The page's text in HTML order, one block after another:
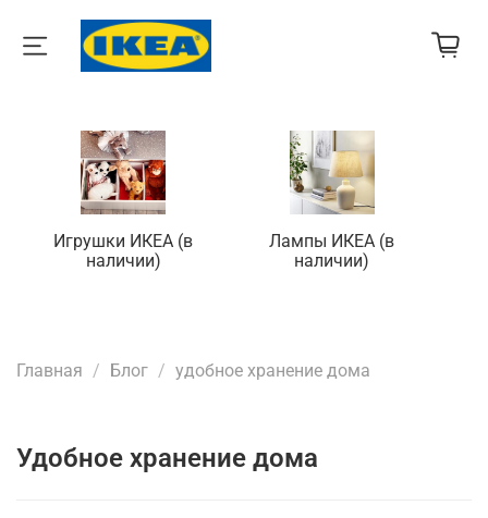
Игрушки ИКЕА (в
наличии)
Лампы ИКЕА (в
наличии)
Главная Блог удобное хранение дома
удобное хранение дома